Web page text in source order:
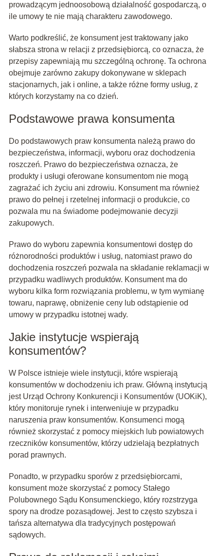
prowadzącym jednoosobową działalność gospodarczą, o
ile umowy te nie mają charakteru zawodowego.
Warto podkreślić, że konsument jest traktowany jako
słabsza strona w relacji z przedsiębiorcą, co oznacza, że
przepisy zapewniają mu szczególną ochronę. Ta ochrona
obejmuje zarówno zakupy dokonywane w sklepach
stacjonarnych, jak i online, a także różne formy usług, z
których korzystamy na co dzień.
Podstawowe prawa konsumenta
Do podstawowych praw konsumenta należą prawo do
bezpieczeństwa, informacji, wyboru oraz dochodzenia
roszczeń. Prawo do bezpieczeństwa oznacza, że
produkty i usługi oferowane konsumentom nie mogą
zagrażać ich życiu ani zdrowiu. Konsument ma również
prawo do pełnej i rzetelnej informacji o produkcie, co
pozwala mu na świadome podejmowanie decyzji
zakupowych.
Prawo do wyboru zapewnia konsumentowi dostęp do
różnorodności produktów i usług, natomiast prawo do
dochodzenia roszczeń pozwala na składanie reklamacji w
przypadku wadliwych produktów. Konsument ma do
wyboru kilka form rozwiązania problemu, w tym wymianę
towaru, naprawę, obniżenie ceny lub odstąpienie od
umowy w przypadku istotnej wady.
Jakie instytucje wspierają
konsumentów?
W Polsce istnieje wiele instytucji, które wspierają
konsumentów w dochodzeniu ich praw. Główną instytucją
jest Urząd Ochrony Konkurencji i Konsumentów (UOKiK),
który monitoruje rynek i interweniuje w przypadku
naruszenia praw konsumentów. Konsumenci mogą
również skorzystać z pomocy miejskich lub powiatowych
rzeczników konsumentów, którzy udzielają bezpłatnych
porad prawnych.
Ponadto, w przypadku sporów z przedsiębiorcami,
konsument może skorzystać z pomocy Stałego
Polubownego Sądu Konsumenckiego, który rozstrzyga
spory na drodze pozasądowej. Jest to często szybsza i
tańsza alternatywa dla tradycyjnych postępowań
sądowych.